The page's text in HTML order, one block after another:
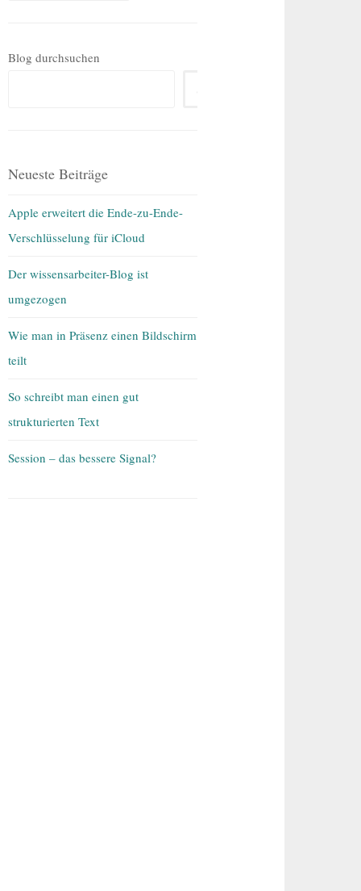
Blog durchsuchen
Neueste Beiträge
Apple erweitert die Ende-zu-Ende-
Verschlüsselung für iCloud
Der wissensarbeiter-Blog ist
umgezogen
Wie man in Präsenz einen Bildschirm
teilt
So schreibt man einen gut
strukturierten Text
Session – das bessere Signal?